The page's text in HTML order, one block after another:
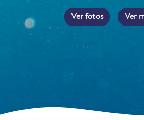
Ver fotos Ver